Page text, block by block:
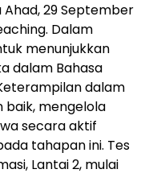
Ahad, 29 September
Dalam
menunjukkan
dalam Bahasa
dalam
mengelola
secara aktif
tahapan ini. Tes
Lantai 2, mulai